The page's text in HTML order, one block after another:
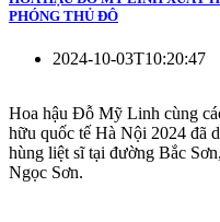
PHÓNG THỦ ĐÔ
2024-10-03T10:20:47
Hoa hậu Đỗ Mỹ Linh cùng
hữu quốc tế Hà Nội 2024 đã
hùng liệt sĩ tại đường Bắc
Ngọc Sơn.